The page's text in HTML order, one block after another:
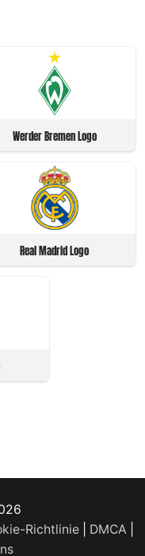
Werder Bremen Logo
Real Madrid Logo
Richtlinie DMCA